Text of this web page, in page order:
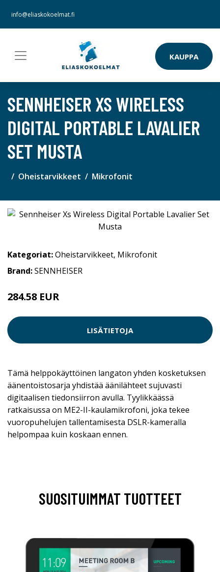
info@eliaskokoelmat.fi
KAUPPA
SENNHEISER XS WIRELESS
DIGITAL PORTABLE LAVALIER
SET MUSTA
Oheistarvikkeet Mikrofonit
Kategoriat:Oheistarvikkeet, Mikrofonit
Brand:SENNHEISER
284.58 EUR
LISÄTIETOJA
Tämä helppokäyttöinen langaton yhden kosketuksen
äänentoistosarja yhdistää äänilähteet sujuvasti
digitaalisen tiedonsiirron avulla. Tyylikkäässä
ratkaisussa on ME2-II-kaulamikrofoni, joka tekee
vuoropuhelujen tallentamisesta DSLR-kameralla
helpompaa kuin koskaan ennen.
SUOSITUIMMAT TUOTTEET